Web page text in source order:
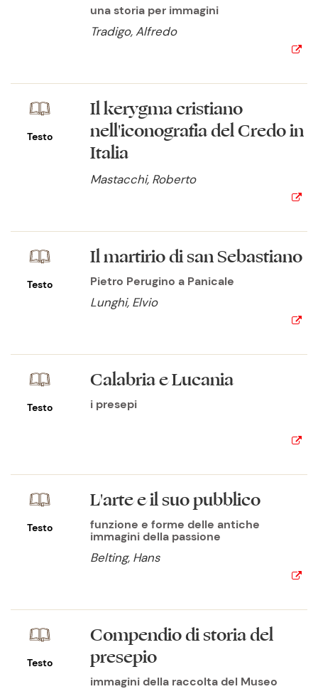
una storia per immagini
Tradigo, Alfredo
Testo
Il kerygma cristiano
nell'iconografia del Credo in
Italia
Mastacchi, Roberto
Testo
Il martirio di san Sebastiano
Pietro Perugino a Panicale
Lunghi, Elvio
Testo
Calabria e Lucania
i presepi
Testo
L'arte e il suo pubblico
funzione e forme delle antiche
immagini della passione
Belting, Hans
Testo
Compendio di storia del
presepio
immagini della raccolta del Museo